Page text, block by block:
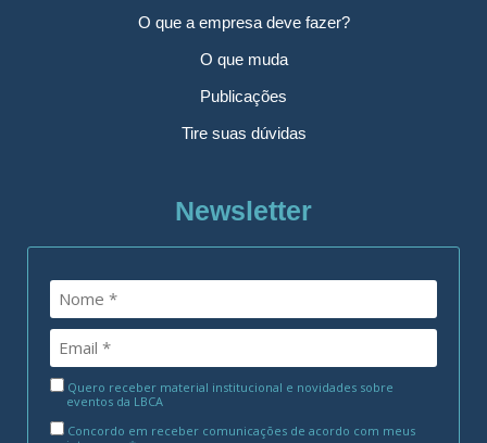
O que a empresa deve fazer?
O que muda
Publicações
Tire suas dúvidas
Newsletter
Quero receber material institucional e novidades sobre
eventos da LBCA
Concordo em receber comunicações de acordo com meus